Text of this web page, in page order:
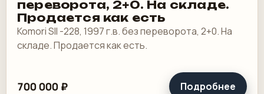
переворота, 2+0. На складе.
Продается как есть
Komori SII -228, 1997 г.в. без переворота, 2+0. На
складе. Продается как есть.
700 000 ₽ Подробнее